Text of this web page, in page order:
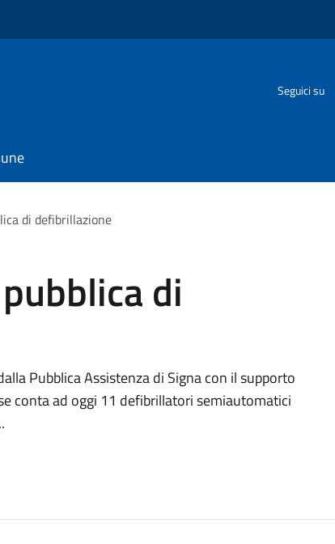
Seguici su
di defibrillazione
di
Pubblica Assistenza di Signa con il supporto
conta ad oggi 11 defibrillatori semiautomatici